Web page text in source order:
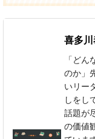
喜多川
「ど
のか」
いリー
しをし
話題が
の価値